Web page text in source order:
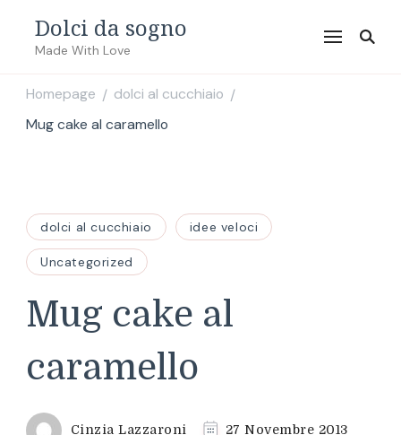
Dolci da sogno
Made With Love
Homepage / dolci al cucchiaio /
Mug cake al caramello
dolci al cucchiaio idee veloci
Uncategorized
Mug cake al
caramello
Cinzia Lazzaroni 27 Novembre 2013